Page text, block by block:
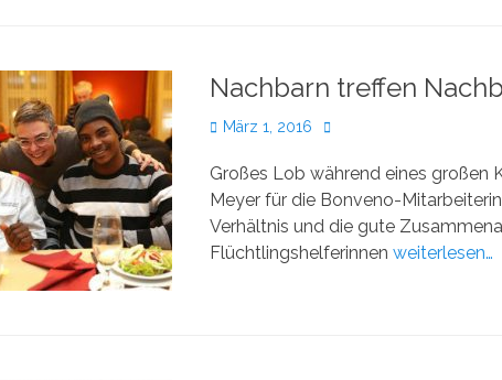
Nachbarn treffen
Veröffentlicht
März 1, 2016 Autor
Großes Lob während eines großen
Meyer für die Bonveno-
Verhältnis und die gute
Flüchtlingshelferinnen weiterlesen…